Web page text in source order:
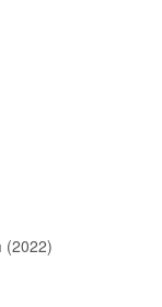
(2022)